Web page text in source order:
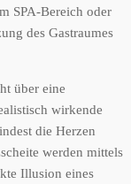
SPA-Bereich oder
des Gastraumes
über eine
wirkende
die Herzen
werden mittels
Illusion eines